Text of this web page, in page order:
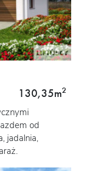
130,35m2
od
jadalnia,